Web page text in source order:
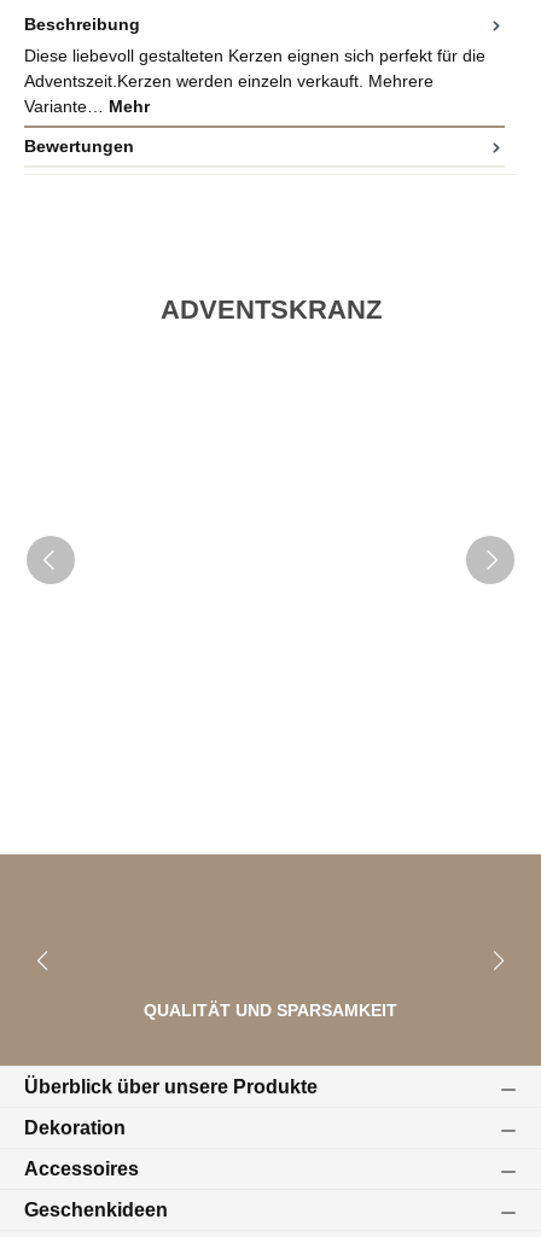
Beschreibung
Diese liebevoll gestalteten Kerzen eignen sich perfekt für die
Adventszeit.Kerzen werden einzeln verkauft. Mehrere
Variante… Mehr
Bewertungen
ADVENTSKRANZ
QUALITÄT UND SPARSAMKEIT
Überblick über unsere Produkte
Dekoration
Accessoires
Geschenkideen